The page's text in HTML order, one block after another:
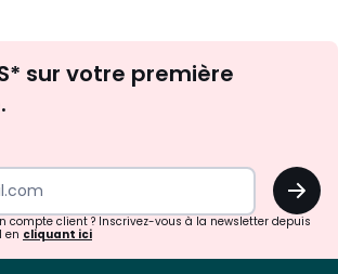
d'inspirations
surprises?
sur votre première
OK
compte client ? Inscrivez-vous à la newsletter depuis
en cliquant ici